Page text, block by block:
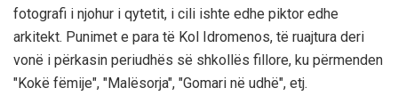
fotografi i njohur i qytetit, i cili ishte edhe piktor edhe
arkitekt. Punimet e para të Kol Idromenos, të ruajtura deri
vonë i përkasin periudhës së shkollës fillore, ku përmenden
"Kokë fëmije", "Malësorja", "Gomari në udhë", etj.